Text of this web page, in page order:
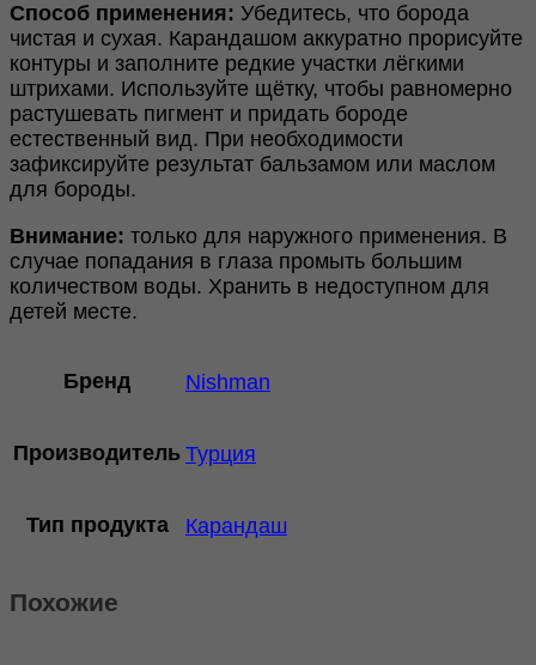
Способ применения: Убедитесь, что борода
чистая и сухая. Карандашом аккуратно прорисуйте
контуры и заполните редкие участки лёгкими
штрихами. Используйте щётку, чтобы равномерно
растушевать пигмент и придать бороде
естественный вид. При необходимости
зафиксируйте результат бальзамом или маслом
для бороды.
Внимание: только для наружного применения. В
случае попадания в глаза промыть большим
количеством воды. Хранить в недоступном для
детей месте.
Бренд Nishman
Производитель Турция
Тип продукта Карандаш
Похожие